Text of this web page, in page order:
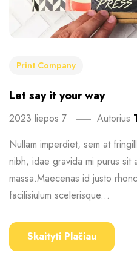
Print Company
Let say it your way
2023 liepos 7 Autorius
Nullam imperdiet, sem at
nibh, idae gravida mi purus sit
massa.Maecenas id justo
facilisiulum scelerisque...
Skaityti Plačiau